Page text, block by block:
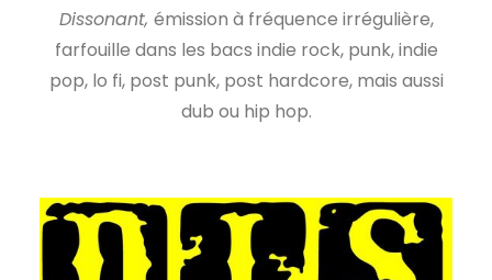
Dissonant, émission à fréquence irrégulière,
farfouille dans les bacs indie rock, punk, indie
pop, lo fi, post punk, post hardcore, mais aussi
dub ou hip hop.